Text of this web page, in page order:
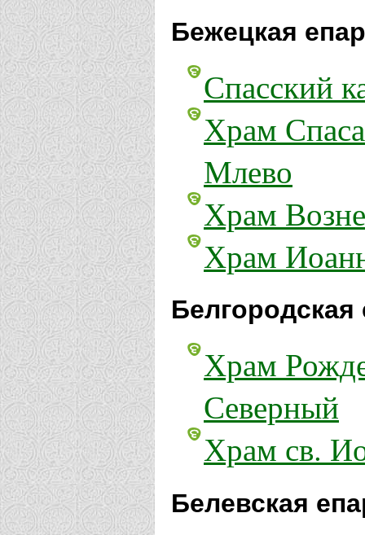
Бежецкая
Спасский
Храм
Млево
Храм
Храм
Белгородская
Храм
Северный
Храм св.
Белевская